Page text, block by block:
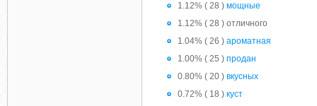
1.12% ( 28 ) мощные
1.12% ( 28 ) отличного
1.04% ( 26 ) ароматная
1.00% ( 25 ) продан
0.80% ( 20 ) вкусных
0.72% ( 18 ) куст